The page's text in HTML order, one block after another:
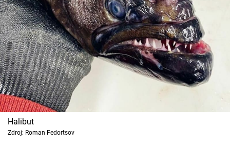
Halibut
Zdroj: Roman Fedortsov